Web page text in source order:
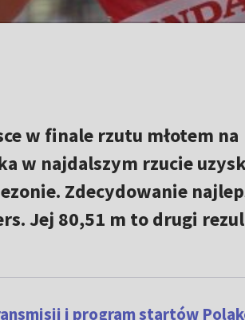
w finale rzutu młotem na
w najdalszym rzucie
Zdecydowanie
Jej 80,51 m to drugi
i program startów